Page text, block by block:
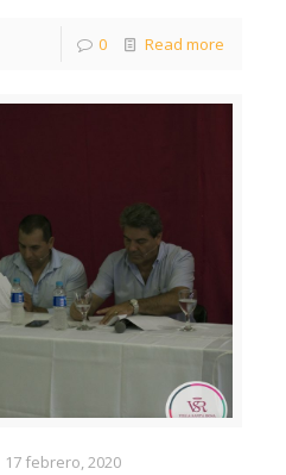
0 Read more
17 febrero, 2020